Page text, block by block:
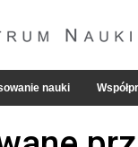
nauki